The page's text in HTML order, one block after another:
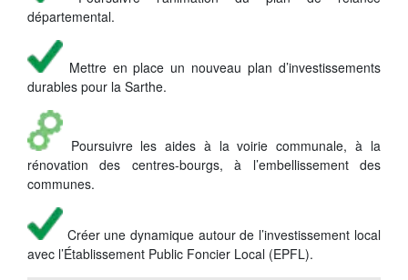
départemental.
Mettre en place un nouveau plan d’investissements
durables pour la Sarthe.
Poursuivre les aides à la voirie communale, à la
rénovation des centres-bourgs, à l’embellissement des
communes.
Créer une dynamique autour de l’investissement local
avec l’Établissement Public Foncier Local (EPFL).